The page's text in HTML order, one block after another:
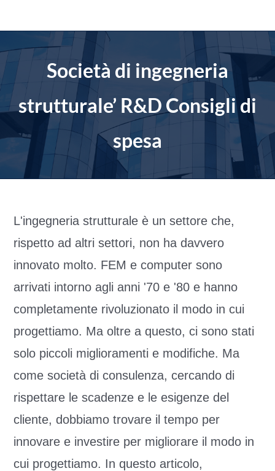
Società di ingegneria
strutturale’ R&D Consigli di
spesa
L'ingegneria strutturale è un settore che,
rispetto ad altri settori, non ha davvero
innovato molto. FEM e computer sono
arrivati ​​intorno agli anni '70 e '80 e hanno
completamente rivoluzionato il modo in cui
progettiamo. Ma oltre a questo, ci sono stati
solo piccoli miglioramenti e modifiche. Ma
come società di consulenza, cercando di
rispettare le scadenze e le esigenze del
cliente, dobbiamo trovare il tempo per
innovare e investire per migliorare il modo in
cui progettiamo. In questo articolo,